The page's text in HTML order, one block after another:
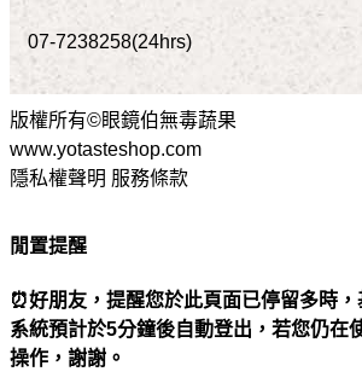
07-7238258(24hrs)
版權所有©眼鏡伯無毒蔬果
www.yotasteshop.com
隱私權聲明 服務條款
閒置提醒
⏰好朋友，提醒您於此頁面已停留多時，
系統預計於5分鐘後自動登出，若您仍在
操作，謝謝。